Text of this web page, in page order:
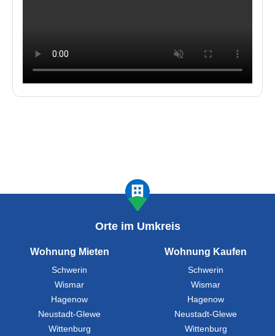
Orte im Umkreis
Wohnung Mieten
Schwerin
Wismar
Hagenow
Neustadt-Glewe
Wittenburg
Wohnung Kaufen
Schwerin
Wismar
Hagenow
Neustadt-Glewe
Wittenburg